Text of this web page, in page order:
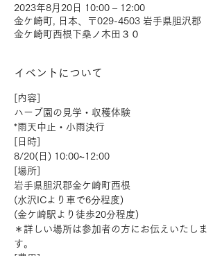
2023年8月20日 10:00 – 12:00
金ケ崎町, 日本、〒029-4503 岩手県胆沢郡
金ケ崎町西根下桑ノ木田３０
イベントについて
[内容]
ハーブ園の見学・収穫体験
*雨天中止・小雨決行
[日時]
8/20(日) 10:00~12:00
[場所]
岩手県胆沢郡金ケ崎町西根
(水沢ICより車で6分程度)
(金ケ崎駅より徒歩20分程度)
＊詳しい場所は参加者の方にお伝えいたしま
す。